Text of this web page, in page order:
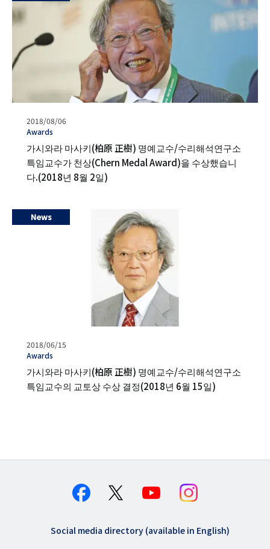
발
행
일
2018/08/06
タ
グ
Awards
가시와라 마사키(柏原 正樹) 명예교수/수리해석연구소
특임교수가 천상(Chern Medal Award)을 수상했습니
다.(2018년 8월 2일)
News
발
행
일
2018/06/15
タ
グ
Awards
가시와라 마사키(柏原 正樹) 명예교수/수리해석연구소
특임교수의 교토상 수상 결정(2018년 6월 15일)
Social media directory (available in English)